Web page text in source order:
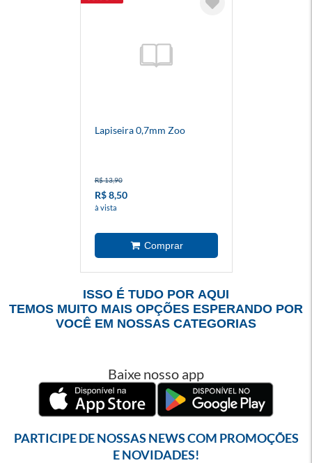
Lapiseira 0,7mm Zoo
R$ 13,90
R$ 8,50
à vista
ISSO É TUDO POR AQUI
TEMOS MUITO MAIS OPÇÕES ESPERANDO POR
VOCÊ EM NOSSAS CATEGORIAS
Baixe nosso app
PARTICIPE DE NOSSAS NEWS COM PROMOÇÕES
E NOVIDADES!